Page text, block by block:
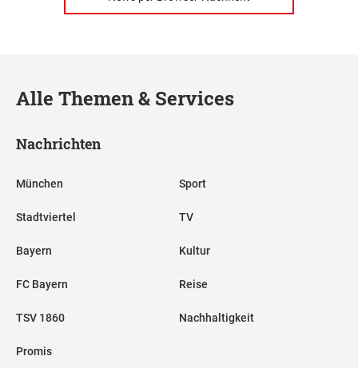
Alle Themen & Services
Nachrichten
München
Stadtviertel
Bayern
FC Bayern
TSV 1860
Promis
Sport
TV
Kultur
Reise
Nachhaltigkeit